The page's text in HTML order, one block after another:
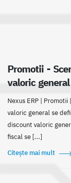
Promotii -
valoric general
Nexus ERP |
valoric general se
discount valoric
fiscal se [...]
Citește mai mult